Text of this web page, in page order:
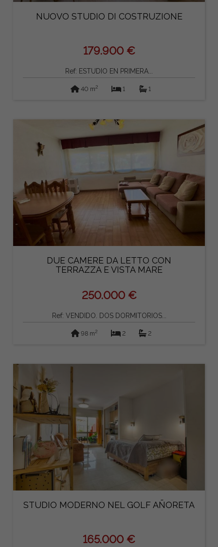
NUOVO STUDIO DI COSTRUZIONE
179.900 €
Ref: ESTUDIO EN PRIMERA...
40 m2 1 1
DUE CAMERE DA LETTO CON
TERRAZZA E VISTA MARE
250.000 €
Ref: VENDIDO. DOS DORMITORIOS...
98 m2 2 2
STUDIO MODERNO NEL GOLF AÑORETA
165.000 €